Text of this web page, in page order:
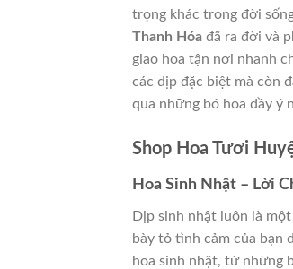
trọng khác trong đời
Thanh Hóa đã ra đời và
giao hoa tận nơi nhanh
các dịp đặc biệt mà còn
qua những bó hoa đầy ý
Shop Hoa Tươi
Hoa Sinh Nhật – Lời
Dịp sinh nhật luôn là
bày tỏ tình cảm của bạn
hoa sinh nhật, từ những